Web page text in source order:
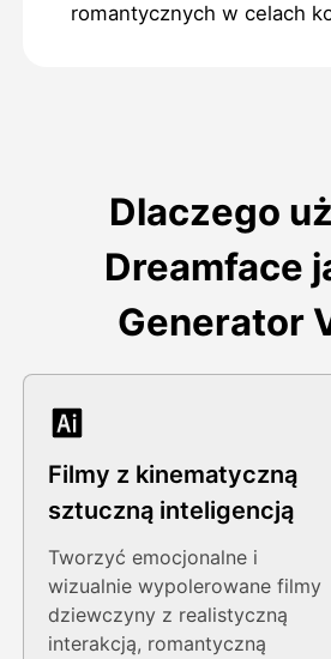
romantycznych w celach
Dlaczego
Dreamface
Generator
Filmy z kinematyczną
sztuczną inteligencją
Tworzyć emocjonalne i
wizualnie wypolerowane filmy
dziewczyny z realistyczną
interakcją, romantyczną